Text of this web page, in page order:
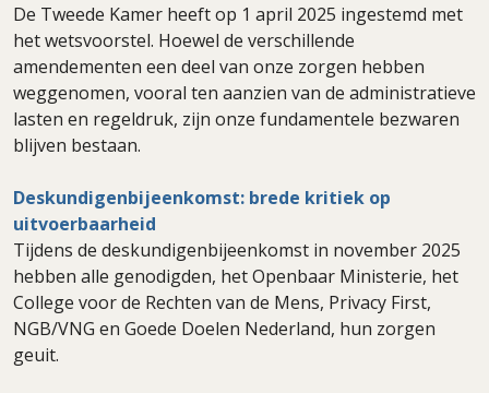
De Tweede Kamer heeft op 1 april 2025 ingestemd met
het wetsvoorstel. Hoewel de verschillende
amendementen een deel van onze zorgen hebben
weggenomen, vooral ten aanzien van de administratieve
lasten en regeldruk, zijn onze fundamentele bezwaren
blijven bestaan.
Deskundigenbijeenkomst: brede kritiek op
uitvoerbaarheid
Tijdens de deskundigenbijeenkomst in november 2025
hebben alle genodigden, het Openbaar Ministerie, het
College voor de Rechten van de Mens, Privacy First,
NGB/VNG en Goede Doelen Nederland, hun zorgen
geuit.